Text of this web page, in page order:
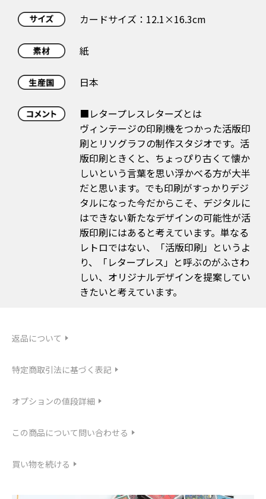
カードサイズ：12.1×16.3cm
紙
日本
■レタープレスレターズとは
ヴィンテージの印刷機をつかった活版印
刷とリソグラフの制作スタジオです。活
版印刷ときくと、ちょっぴり古くて懐か
しいという言葉を思い浮かべる方が大半
だと思います。でも印刷がすっかりデジ
タルになった今だからこそ、デジタルに
はできない新たなデザインの可能性が活
版印刷にはあると考えています。単なる
レトロではない、「活版印刷」というよ
り、「レタープレス」と呼ぶのがふさわ
しい、オリジナルデザインを提案してい
きたいと考えています。
返品について
特定商取引法に基づく表記
オプションの値段詳細
この商品について問い合わせる
買い物を続ける